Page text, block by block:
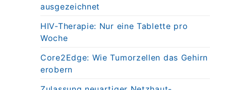
ausgezeichnet
HIV-Therapie: Nur eine Tablette pro
Woche
Core2Edge: Wie Tumorzellen das Gehirn
erobern